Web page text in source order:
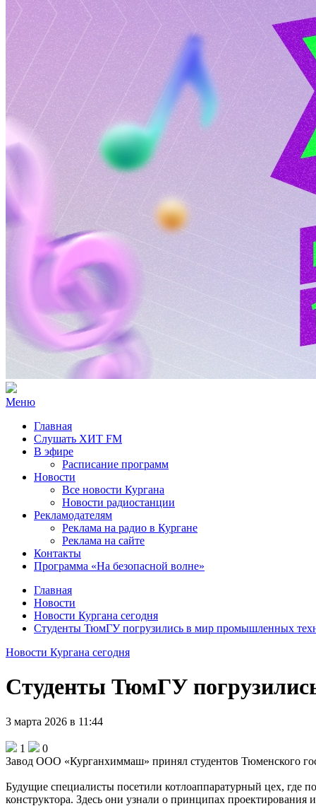
Меню
Главная
Слушать ХИТ FM
В эфире
Расписание программ
Новости
Все новости Кургана
Новости радиостанции
Рекламодателям
Реклама на радио в Кургане
Реклама на сайте
Контакты
Программа «На безопасной волне»
Главная
Новости
Новости Кургана сегодня
Студенты ТюмГУ погрузились в мир промышленных
Новости Кургана сегодня
Студенты ТюмГУ
3 марта 2026 в 11:44
1
0
Завод ООО «Курганхиммаш» принял студентов Тюменского
Будущие специалисты посетили котлоаппаратурный цех, где
конструктора. Здесь они узнали о принципах